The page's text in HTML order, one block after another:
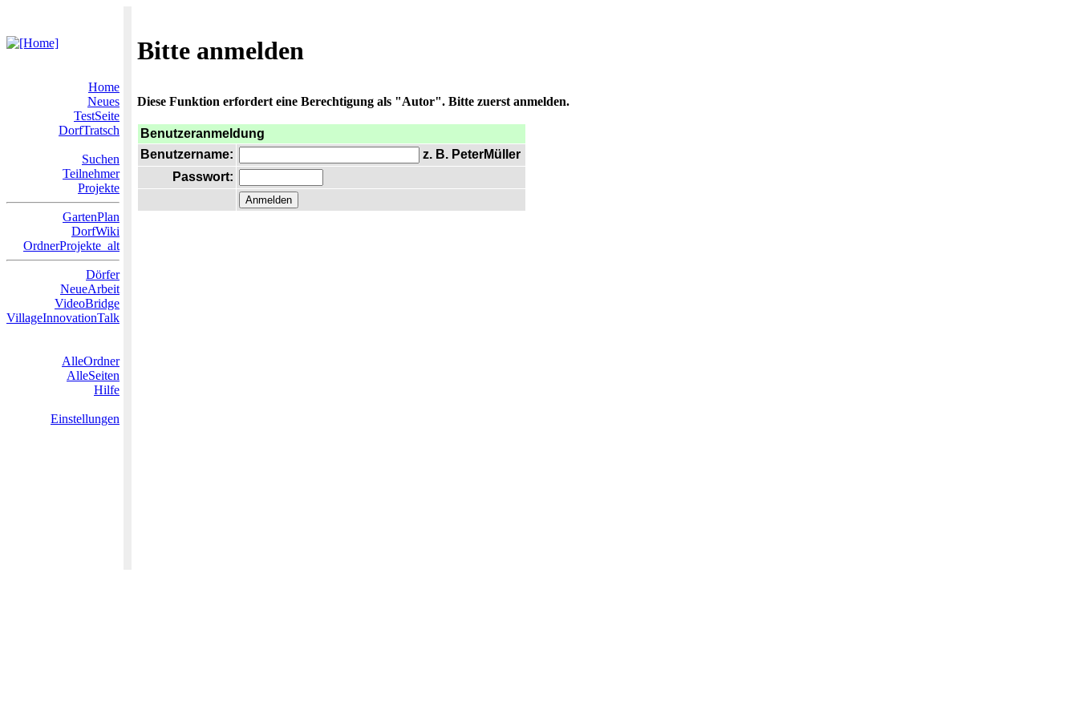
Bitte anmelden
Home
Neues
TestSeite
DorfTratsch
Suchen
Teilnehmer
Projekte
GartenPlan
DorfWiki
OrdnerProjekte_alt
Dörfer
NeueArbeit
VideoBridge
VillageInnovationTalk
AlleOrdner
AlleSeiten
Hilfe
Einstellungen
Diese Funktion erfordert eine Berechtigung als "Autor". Bitte zuerst anmelden.
Benutzeranmeldung
Benutzername:
z. B. PeterMüller
Passwort: